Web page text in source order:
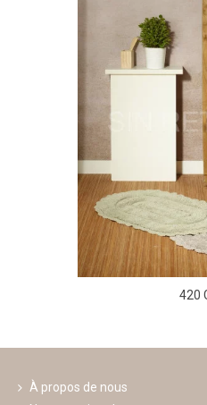
420
À propos de nous